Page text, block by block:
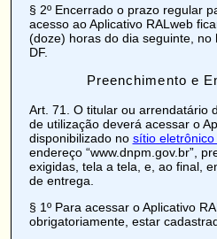
§ 2º Encerrado o prazo regular
acesso ao Aplicativo RALweb
(doze) horas do dia seguinte, no
DF.
Preenchimento e
Art. 71
. O titular ou arrendatário
de utilização deverá acessar o
disponibilizado no sítio
endereço “www.dnpm.gov.br”,
exigidas, tela a tela, e, ao final,
de entrega.
§ 1º Para acessar o Aplicativo
obrigatoriamente, estar